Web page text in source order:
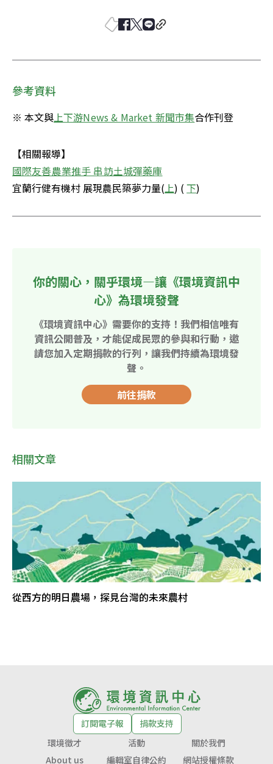
參考資料
※ 本文與 上下游News & Market 新聞市集合作刊登
國際友善農業推手 串訪土城彈藥庫
宜蘭行健有機村 展現農民築夢力量( 上) ( 下)
你的關心，關乎環境—讓《環境資訊中
心》為環境發聲
《環境資訊中心》需要你的支持！我們相信唯有
資訊公開普及，才能促成民眾的參與和行動，邀
請您加入定期捐款的行列，讓我們持續為環境發
聲。
前往捐款
相關文章
從西方的明日農場，探見台灣的未來農村
訂閱電子報
捐款支持
環境徵才
活動
關於我們
About us
編輯室自律公約 網站授權條款